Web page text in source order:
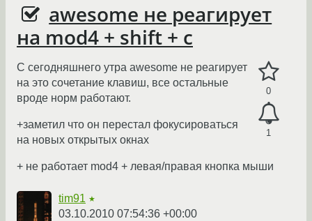
awesome не реагирует
на mod4 + shift + c
0
1
С сегодняшнего утра awesome не реагирует
на это сочетание клавиш, все остальные
вроде норм работают.
+заметил что он перестал фокусироваться
на новых открытых окнах
+ не работает mod4 + левая/правая кнопка мыши
tim91 ★
03.10.2010 07:54:36 +00:00